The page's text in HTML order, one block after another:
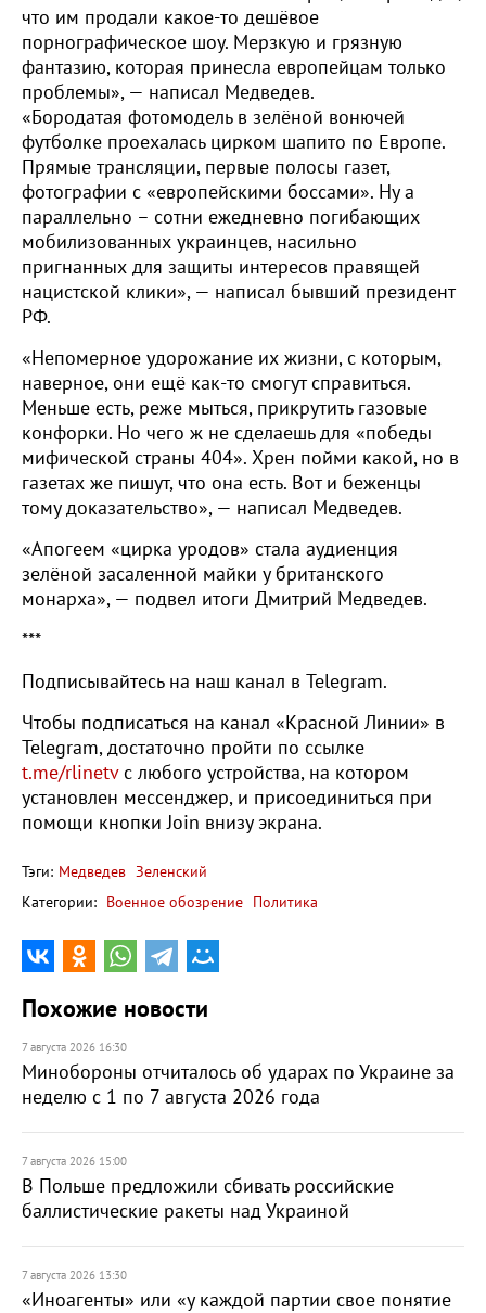
что им продали какое-то дешёвое
порнографическое шоу. Мерзкую и грязную
фантазию, которая принесла европейцам только
проблемы», — написал Медведев.
«Бородатая фотомодель в зелёной вонючей
футболке проехалась цирком шапито по Европе.
Прямые трансляции, первые полосы газет,
фотографии с «европейскими боссами». Ну а
параллельно – сотни ежедневно погибающих
мобилизованных украинцев, насильно
пригнанных для защиты интересов правящей
нацистской клики», — написал бывший президент
РФ.
«Непомерное удорожание их жизни, с которым,
наверное, они ещё как-то смогут справиться.
Меньше есть, реже мыться, прикрутить газовые
конфорки. Но чего ж не сделаешь для «победы
мифической страны 404». Хрен пойми какой, но в
газетах же пишут, что она есть. Вот и беженцы
тому доказательство», — написал Медведев.
«Апогеем «цирка уродов» стала аудиенция
зелёной засаленной майки у британского
монарха», — подвел итоги Дмитрий Медведев.
***
Подписывайтесь на наш канал в Telegram.
Чтобы подписаться на канал «Красной Линии» в
Telegram, достаточно пройти по ссылке
t.me/rlinetvс любого устройства, на котором
установлен мессенджер, и присоединиться при
помощи кнопки Join внизу экрана.
Тэги: Медведев Зеленский
Категории: Военное обозрение Политика
Похожие новости
7 августа 2026 16:30
Минобороны отчиталось об ударах по Украине за
неделю с 1 по 7 августа 2026 года
7 августа 2026 15:00
В Польше предложили сбивать российские
баллистические ракеты над Украиной
7 августа 2026 13:30
«Иноагенты» или «у каждой партии свое понятие